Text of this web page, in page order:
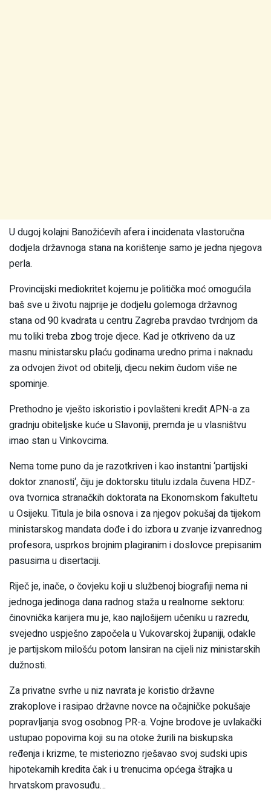
U dugoj kolajni Banožićevih afera i incidenata vlastoručna
dodjela državnoga stana na korištenje samo je jedna njegova
perla.
Provincijski mediokritet kojemu je politička moć omogućila
baš sve u životu najprije je dodjelu golemoga državnog
stana od 90 kvadrata u centru Zagreba pravdao tvrdnjom da
mu toliki treba zbog troje djece. Kad je otkriveno da uz
masnu ministarsku plaću godinama uredno prima i naknadu
za odvojen život od obitelji, djecu nekim čudom više ne
spominje.
Prethodno je vješto iskoristio i povlašteni kredit APN-a za
gradnju obiteljske kuće u Slavoniji, premda je u vlasništvu
imao stan u Vinkovcima.
Nema tome puno da je razotkriven i kao instantni ‘partijski
doktor znanosti‘, čiju je doktorsku titulu izdala čuvena HDZ-
ova tvornica stranačkih doktorata na Ekonomskom fakultetu
u Osijeku. Titula je bila osnova i za njegov pokušaj da tijekom
ministarskog mandata dođe i do izbora u zvanje izvanrednog
profesora, usprkos brojnim plagiranim i doslovce prepisanim
pasusima u disertaciji.
Riječ je, inače, o čovjeku koji u službenoj biografiji nema ni
jednoga jedinoga dana radnog staža u realnome sektoru:
činovnička karijera mu je, kao najlošijem učeniku u razredu,
svejedno uspješno započela u Vukovarskoj županiji, odakle
je partijskom milošću potom lansiran na cijeli niz ministarskih
dužnosti.
Za privatne svrhe u niz navrata je koristio državne
zrakoplove i rasipao državne novce na očajničke pokušaje
popravljanja svog osobnog PR-a. Vojne brodove je uvlakački
ustupao popovima koji su na otoke žurili na biskupska
ređenja i krizme, te misteriozno rješavao svoj sudski upis
hipotekarnih kredita čak i u trenucima općega štrajka u
hrvatskom pravosuđu…